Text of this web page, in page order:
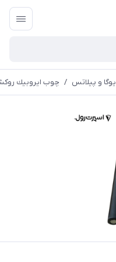
يوگا و پيلاتس / چوب ايروبيك